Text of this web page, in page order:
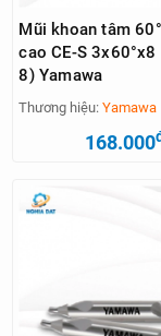
Mũi khoan tâm
cao CE-S 3x60°x8
8) Yamawa
Thương hiệu:Yamawa
168.000